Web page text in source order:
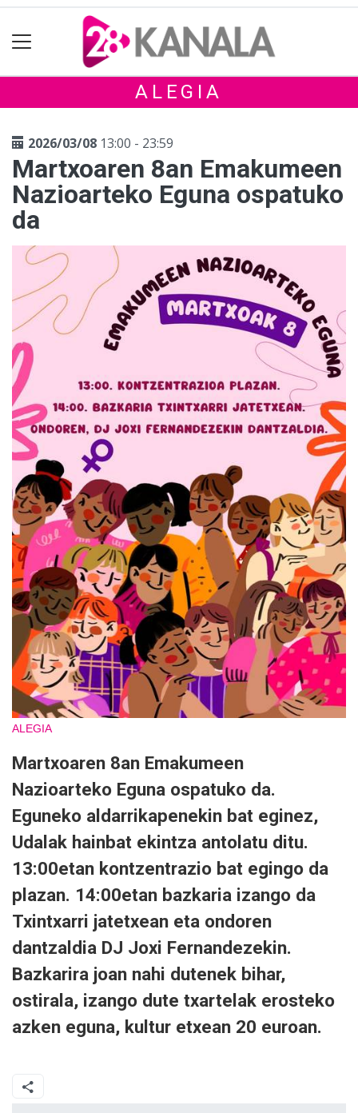
ALEGIA
2026/03/08 13:00 - 23:59
Martxoaren 8an Emakumeen
Nazioarteko Eguna ospatuko
da
ALEGIA
Martxoaren 8an Emakumeen
Nazioarteko Eguna ospatuko da.
Eguneko aldarrikapenekin bat eginez,
Udalak hainbat ekintza antolatu ditu.
13:00etan kontzentrazio bat egingo da
plazan. 14:00etan bazkaria izango da
Txintxarri jatetxean eta ondoren
dantzaldia DJ Joxi Fernandezekin.
Bazkarira joan nahi dutenek bihar,
ostirala, izango dute txartelak erosteko
azken eguna, kultur etxean 20 euroan.